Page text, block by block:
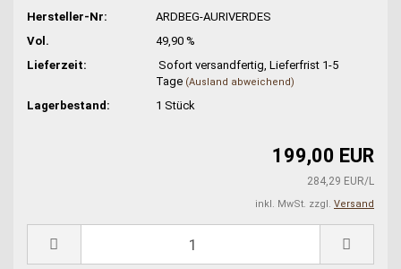
Hersteller-Nr:
ARDBEG-AURIVERDES
Vol.
49,90 %
Lieferzeit:
Sofort versandfertig, Lieferfrist 1-5
Tage (Ausland abweichend)
Lagerbestand: 1Stück
199,00 EUR
284,29 EUR/L
inkl. MwSt. zzgl. Versand